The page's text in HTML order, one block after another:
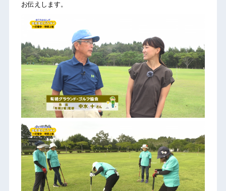
お伝えします。